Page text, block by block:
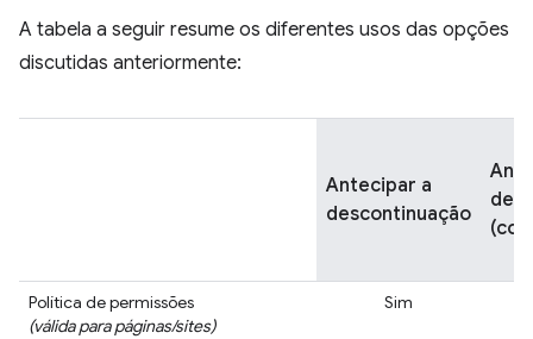
A tabela a seguir resume os diferentes usos das opções
discutidas anteriormente:
Antecipar a
descontinuação
Política de permissões
(válida para páginas/sites)
Sim